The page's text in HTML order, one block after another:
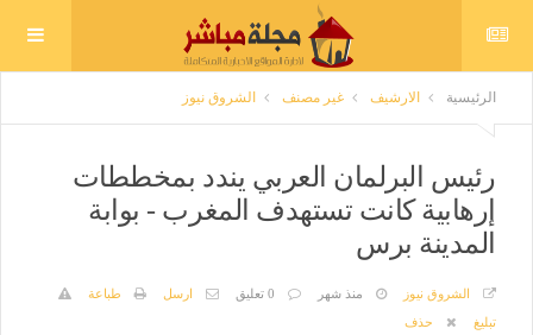
الرئيسية الارشيف غير مصنف الشروق نيوز
رئيس البرلمان العربي يندد بمخططات
إرهابية كانت تستهدف المغرب - بوابة
المدينة برس
الشروق نيوز منذ شهر 0 تعليق ارسل
طباعة
تبليغ
حذف